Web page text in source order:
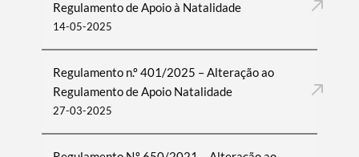
Regulamento de Apoio à Natalidade
14-05-2025
Regulamento n.º 401/2025 – Alteração ao
Regulamento de Apoio Natalidade
27-03-2025